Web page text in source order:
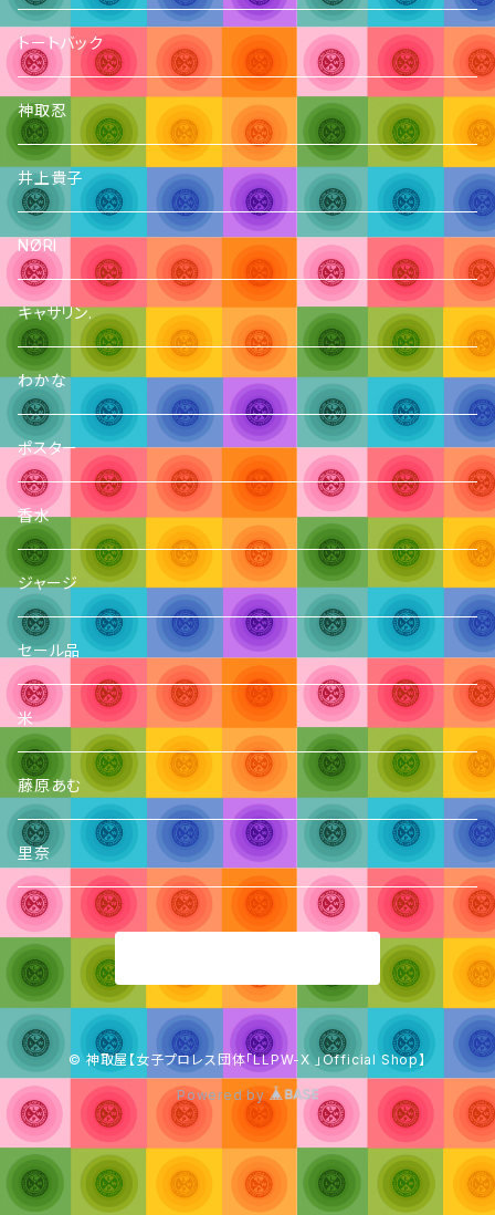
トートバック
神取忍
井上貴子
NØRI
キャサリン.
わかな
ポスター
香水
ジャージ
セール品
米
藤原あむ
里奈
© 神取屋【女子プロレス団体「LLPW-X 」Official Shop】
Powered by